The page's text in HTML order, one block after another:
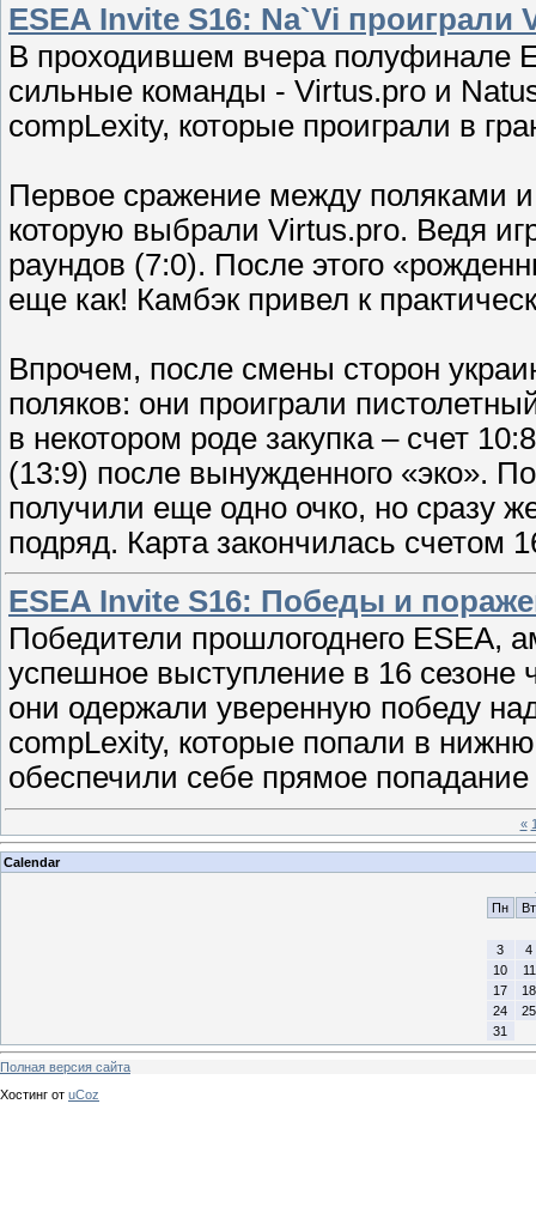
ESEA Invite S16: Na`Vi проиграли
В проходившем вчера полуфинале
сильные команды - Virtus.pro и
compLexity, которые проиграли в
Первое сражение между поляками
которую выбрали Virtus.pro. Ведя
раундов (7:0). После этого
еще как! Камбэк привел к
Впрочем, после смены сторон
поляков: они проиграли
в некотором роде закупка – счет
(13:9) после вынужденного «эко».
получили еще одно очко, но сразу
подряд. Карта закончилась счетом
ESEA Invite S16: Победы и
Победители прошлогоднего ESEA,
успешное выступление в 16
они одержали уверенную победу
compLexity, которые попали в
обеспечили себе прямое
«
Calendar
Пн
Вт
3
4
10
11
17
18
24
25
31
Полная версия сайта
Хостинг от uCoz